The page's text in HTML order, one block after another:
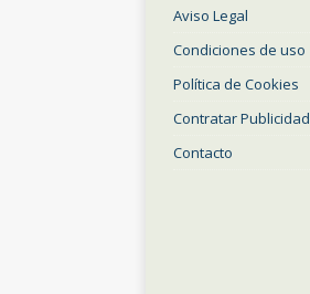
Aviso Legal
Condiciones de uso
Política de Cookies
Contratar Publicidad
Contacto